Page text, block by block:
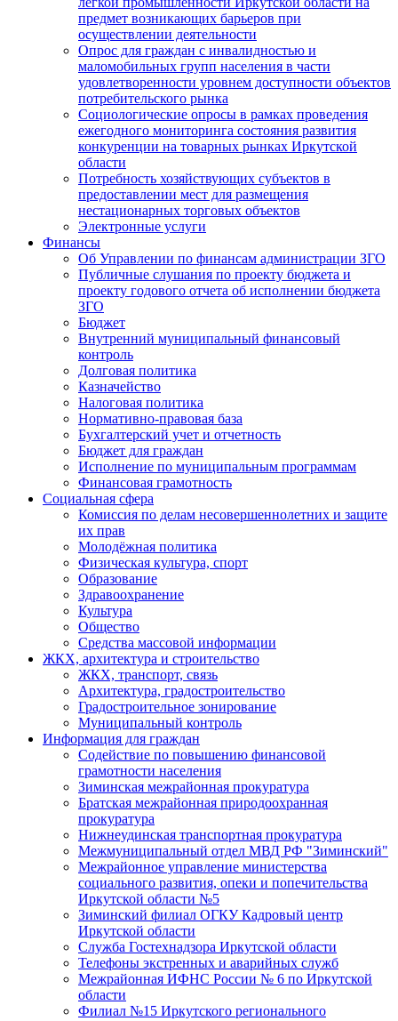
предмет возникающих барьеров при
осуществлении деятельности
Опрос для граждан с инвалидностью и
маломобильных групп населения в части
удовлетворенности уровнем доступности объектов
потребительского рынка
Социологические опросы в рамках проведения
ежегодного мониторинга состояния развития
конкуренции на товарных рынках Иркутской
области
Потребность хозяйствующих субъектов в
предоставлении мест для размещения
нестационарных торговых объектов
Электронные услуги
Финансы
Об Управлении по финансам администрации ЗГО
Публичные слушания по проекту бюджета и
проекту годового отчета об исполнении бюджета
ЗГО
Бюджет
Внутренний муниципальный финансовый
контроль
Долговая политика
Казначейство
Налоговая политика
Нормативно-правовая база
Бухгалтерский учет и отчетность
Бюджет для граждан
Исполнение по муниципальным программам
Финансовая грамотность
Социальная сфера
Комиссия по делам несовершеннолетних и защите
их прав
Молодёжная политика
Физическая культура, спорт
Образование
Здравоохранение
Культура
Общество
Средства массовой информации
ЖКХ, архитектура и строительство
ЖКХ, транспорт, связь
Архитектура, градостроительство
Градостроительное зонирование
Муниципальный контроль
Информация для граждан
Содействие по повышению финансовой
грамотности населения
Зиминская межрайонная прокуратура
Братская межрайонная природоохранная
прокуратура
Нижнеудинская транспортная прокуратура
Межмуниципальный отдел МВД РФ "Зиминский"
Межрайонное управление министерства
социального развития, опеки и попечительства
Иркутской области №5
Зиминский филиал ОГКУ Кадровый центр
Иркутской области
Служба Гостехнадзора Иркутской области
Телефоны экстренных и аварийных служб
Межрайонная ИФНС России № 6 по Иркутской
области
Филиал №15 Иркутского регионального